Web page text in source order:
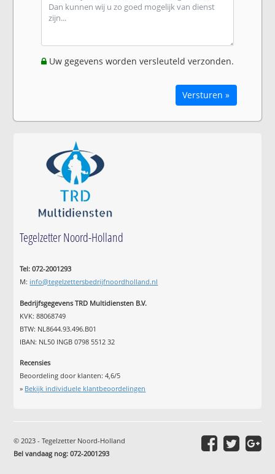
Uw gegevens worden versleuteld verzonden.
Versturen »
Tegelzetter Noord-Holland
Tel: 072-2001293
M: info@tegelzettersbedrijfnoordholland.nl
Bedrijfsgegevens TRD Multidiensten B.V.
KVK: 88068749
BTW: NL8644.93.496.B01
IBAN: NL50 INGB 0798 5512 32
Recensies
Beoordeling door klanten:4,6/5
» Bekijk individuele klantbeoordelingen
© 2023 - Tegelzetter Noord-Holland
Bel vandaag nog: 072-2001293